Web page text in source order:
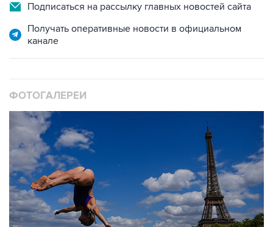
Подписаться на рассылку главных новостей сайта
Получать оперативные новости в официальном
канале
ФОТОГАЛЕРЕИ